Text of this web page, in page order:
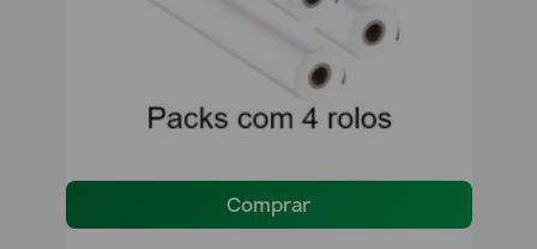
Comprar